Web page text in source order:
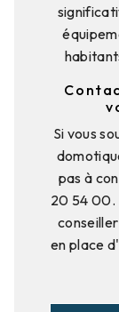
Si vous
pas à
20 54 00.
en place